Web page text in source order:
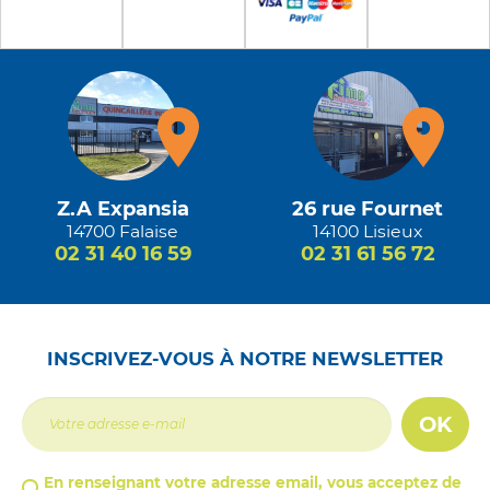
Z.A Expansia
14700 Falaise
02 31 40 16 59
26 rue Fournet
14100 Lisieux
02 31 61 56 72
INSCRIVEZ-VOUS À NOTRE NEWSLETTER
OK
En renseignant votre adresse email, vous acceptez de